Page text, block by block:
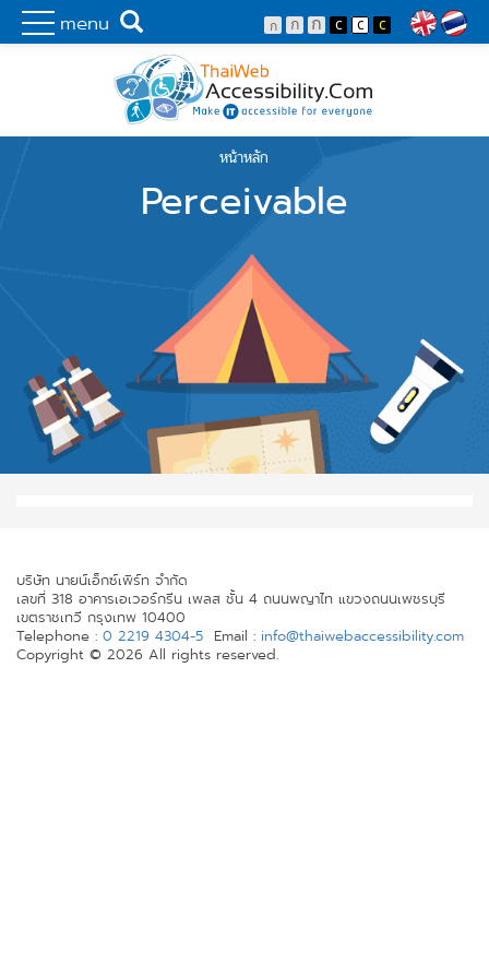
menu
Skip to main content
พัฒนาเว็บไซต์ที่ทุกคนเข้าถึงได้ที่แรก
Search
หน้าหลัก
Perceivable
บริษัท นายน์เอ็กซ์เพิร์ท จำกัด
เลขที่ 318 อาคารเอเวอร์กรีน เพลส ชั้น 4 ถนนพญาไท แขวงถนนเพชรบุรี
เขตราชเทวี กรุงเทพ 10400
Telephone : 0 2219 4304-5 Email : info@thaiwebaccessibility.com
Copyright © 2026 All rights reserved.